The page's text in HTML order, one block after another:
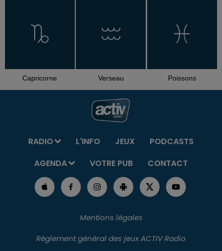
Capricorne Verseau Poissons
RADIO L'INFO JEUX
PODCASTS
AGENDA
VOTRE PUB CONTACT
Mentions légales
Règlement général des jeux ACTIV Radio